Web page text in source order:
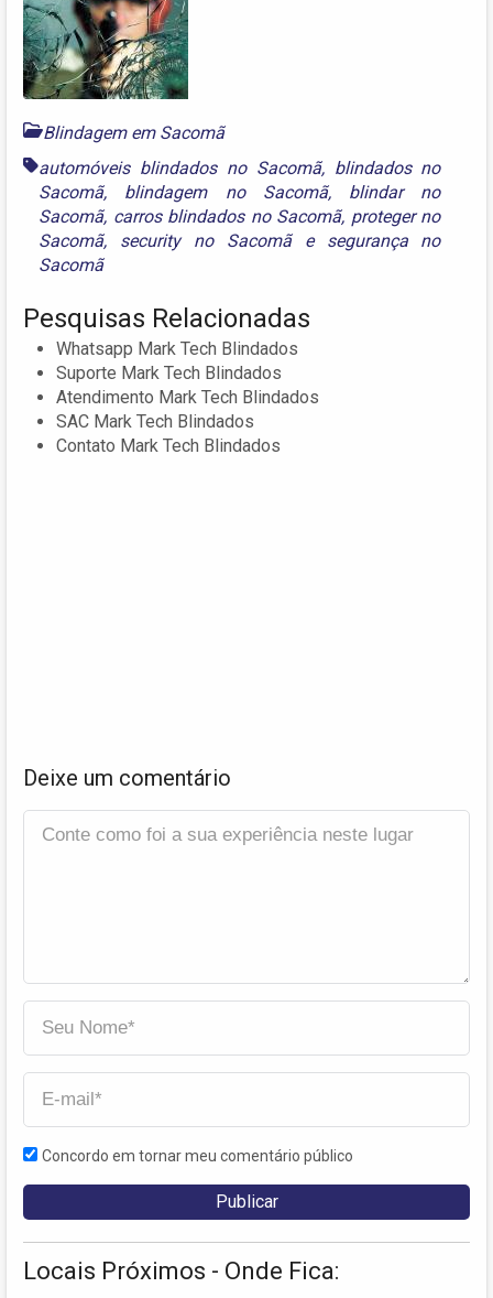
Blindagem em Sacomã
automóveis blindados no Sacomã, blindados no
Sacomã, blindagem no Sacomã, blindar no
Sacomã, carros blindados no Sacomã, proteger no
Sacomã, security no Sacomãe segurança no
Sacomã
Pesquisas Relacionadas
Whatsapp Mark Tech Blindados
Suporte Mark Tech Blindados
Atendimento Mark Tech Blindados
SAC Mark Tech Blindados
Contato Mark Tech Blindados
Deixe um comentário
Concordo em tornar meu comentário público
Locais Próximos - Onde Fica: